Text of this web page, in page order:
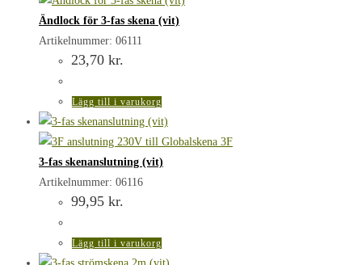
Ändlock för 3-fas skena (vit)
Artikelnummer: 06111
23,70 kr.
Lägg till i varukorg
3-fas skenanslutning (vit)
Artikelnummer: 06116
99,95 kr.
Lägg till i varukorg